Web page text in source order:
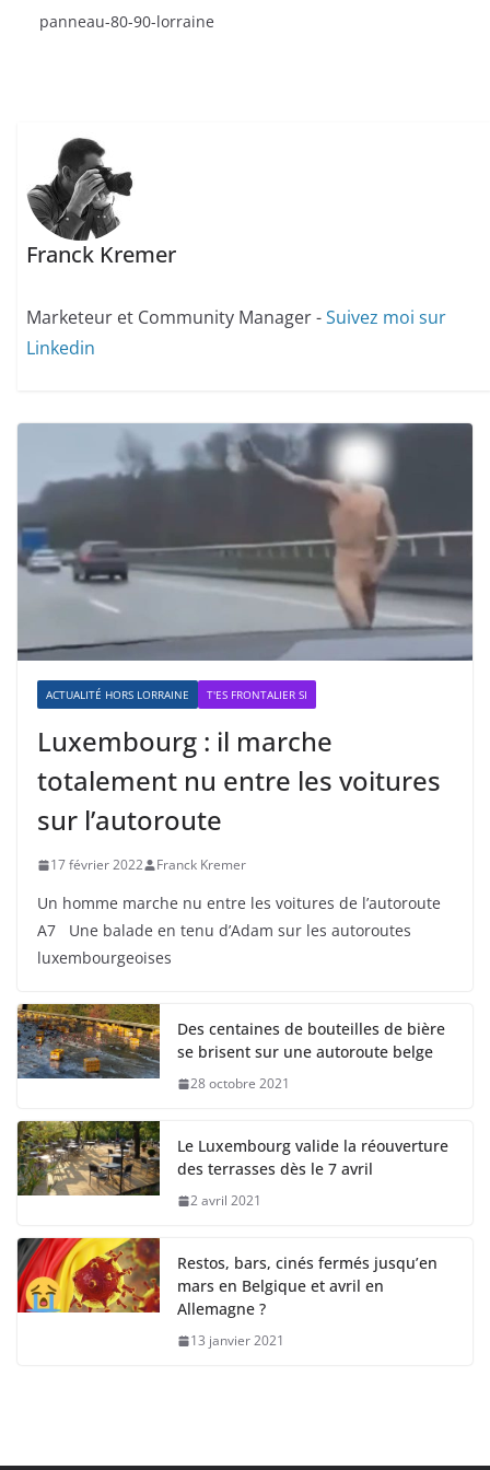
panneau-80-90-lorraine
Franck Kremer
Marketeur et Community Manager -Suivez moi sur
Linkedin
ACTUALITÉ HORS LORRAINE T'ES FRONTALIER SI
Luxembourg : il marche
totalement nu entre les voitures
sur l’autoroute
17 février 2022 Franck Kremer
Un homme marche nu entre les voitures de l’autoroute
A7 Une balade en tenu d’Adam sur les autoroutes
luxembourgeoises
Des centaines de bouteilles de bière
se brisent sur une autoroute belge
28 octobre 2021
Le Luxembourg valide la réouverture
des terrasses dès le 7 avril
2 avril 2021
Restos, bars, cinés fermés jusqu’en
mars en Belgique et avril en
Allemagne ?
13 janvier 2021